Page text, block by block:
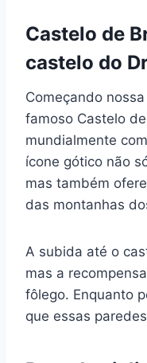
Castelo de
castelo do
Começando
famoso Castelo
mundialmente
ícone gótico não
mas também
das montanhas
A subida até o
mas a
fôlego. Enquanto
que essas